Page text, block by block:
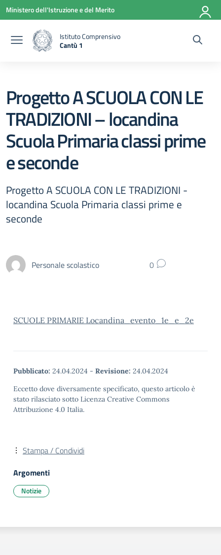
Vai ai contenuti
Vai al menu di navigazione
Vai al footer
Ministero dell'Istruzione e del Merito
Istituto Comprensivo
Cantù 1
Progetto A SCUOLA CON LE
TRADIZIONI – locandina
Scuola Primaria classi prime
e seconde
Progetto A SCUOLA CON LE TRADIZIONI -
locandina Scuola Primaria classi prime e
seconde
Personale scolastico 0
SCUOLE PRIMARIE Locandina_evento_1e_e_2e
Pubblicato: 24.04.2024 - Revisione: 24.04.2024
Eccetto dove diversamente specificato, questo articolo è
stato rilasciato sotto Licenza Creative Commons
Attribuzione 4.0 Italia.
Stampa / Condividi
Argomenti
Notizie